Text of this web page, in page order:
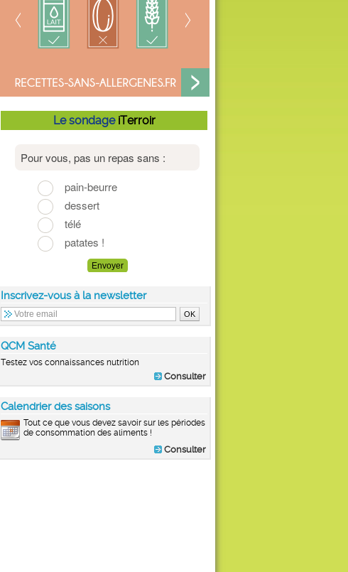
Le sondage iTerroir
Inscrivez-vous à la newsletter
QCM Santé
Testez vos connaissances nutrition
Consulter
Calendrier des saisons
Tout ce que vous devez savoir sur les périodes
de consommation des aliments !
Consulter